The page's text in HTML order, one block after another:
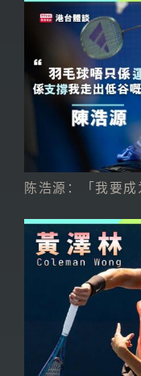
陈浩源：「我要成